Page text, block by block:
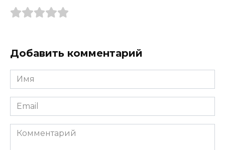
Добавить комментарий
Имя
*
Email
*
Комментарий